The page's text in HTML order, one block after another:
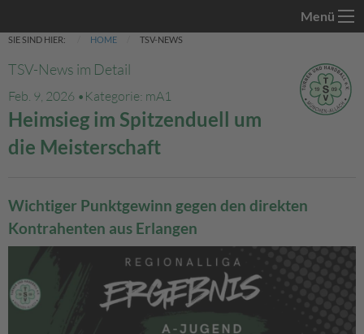
Menü
SIE SIND HIER: HOME TSV-NEWS
TSV-News im Detail
Feb. 9, 2026 • Kategorie: mA1
Heimsieg im Spitzenduell um
die Meisterschaft
Wichtiger Punktgewinn gegen den direkten
Kontrahenten aus Erlangen